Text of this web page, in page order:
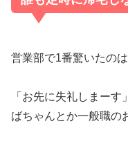
営業部で1番驚いたのは
「お先に失礼しまー
ばちゃんとか一般職の